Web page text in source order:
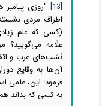
[13] "روزی
اطراف مردی
(کسی که علم
علّامه می‌گویید؟
نَسَب‌های عرب و
آن‌ها به وقایع
فرمود: این، علمی
به کسی که بداند هم